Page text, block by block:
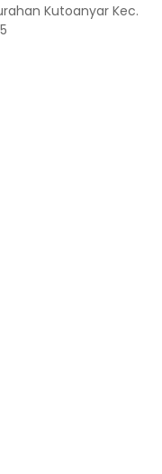
Kutoanyar Kec.